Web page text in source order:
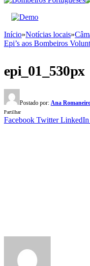
Início»Notícias locais»
Epi’s aos Bombeiros
epi_01_530px
Postado por: Ana
Partilhar
Facebook Twitter LinkedIn